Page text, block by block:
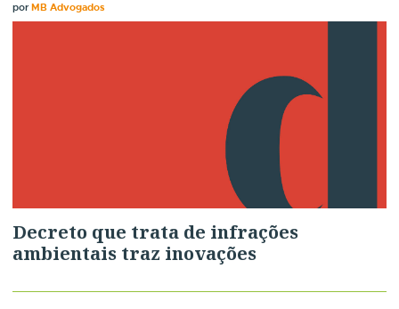
porMB Advogados
Decreto que trata de infrações
ambientais traz inovações